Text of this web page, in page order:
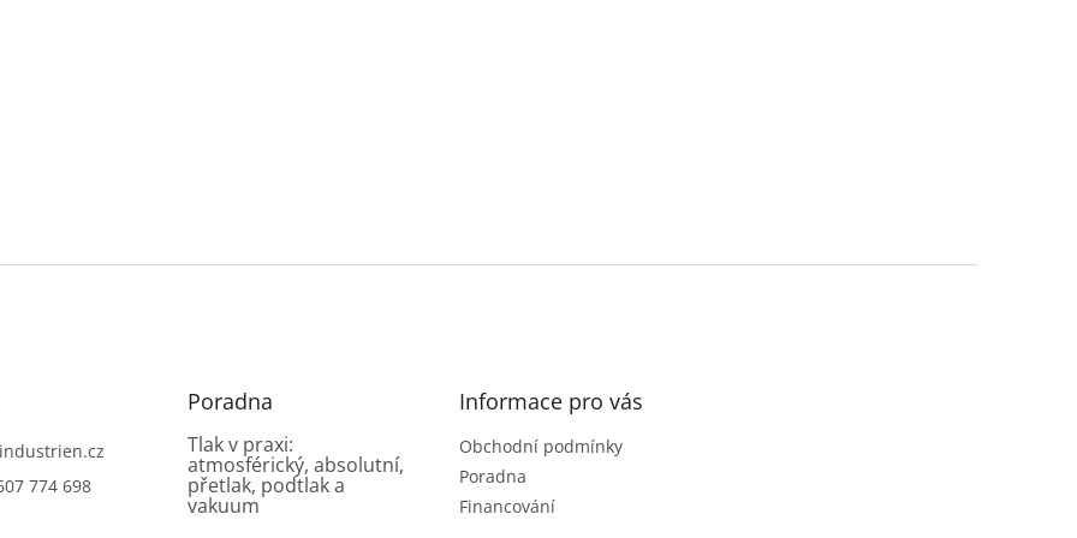
industrien.cz
774 698
Poradna
Tlak v praxi:
atmosférický, absolutní,
přetlak, podtlak a
vakuum
Informace pro vás
Obchodní podmínky
Poradna
Financování